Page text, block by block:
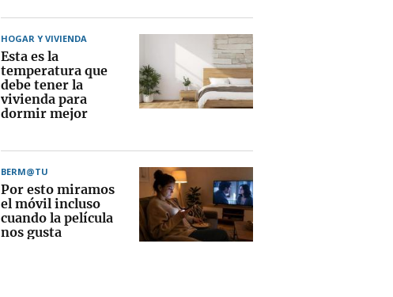
HOGAR Y VIVIENDA
Esta es la
temperatura que
debe tener la
vivienda para
dormir mejor
BERM@TU
Por esto miramos
el móvil incluso
cuando la película
nos gusta